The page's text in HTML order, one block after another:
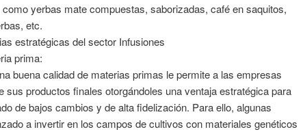
yerbas mate compuestas, saborizadas, café en saquitos,
etc.
estratégicas del sector Infusiones
prima:
buena calidad de materias primas le permite a las empresas
sus productos finales otorgándoles una ventaja estratégica para
de bajos cambios y de alta fidelización. Para ello, algunas
a invertir en los campos de cultivos con materiales genéticos